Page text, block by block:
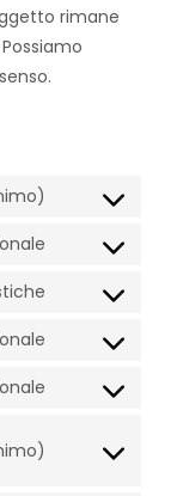
rimane
Consent
service
elementor
Consent
service
wordpress
Consent
service
google-
Consent
service
Consent
service
Consent